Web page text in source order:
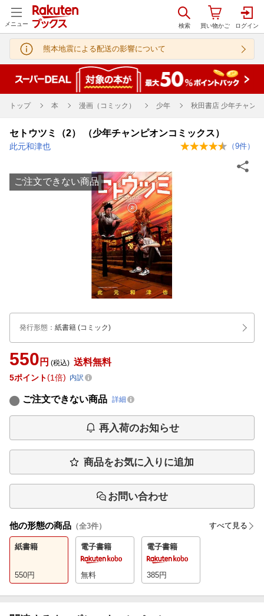
メニュー
熊本地震による配送の影響について
トップ 本 漫画（コミック） 少年 秋田書店 少年チャン
セトウツミ（2） （少年チャンピオンコミックス）
此元和津也 （9件）
ご注文できない商品
発行形態 ： 紙書籍 (コミック)
550 円 (税込) 送料無料
5ポイント 1倍 内訳
ご注文できない商品 詳細
再入荷のお知らせ
商品をお気に入りに追加
お問い合わせ
他の形態の商品 （全3件） すべて見る
紙書籍
550円
電子書籍
無料
電子書籍
385円